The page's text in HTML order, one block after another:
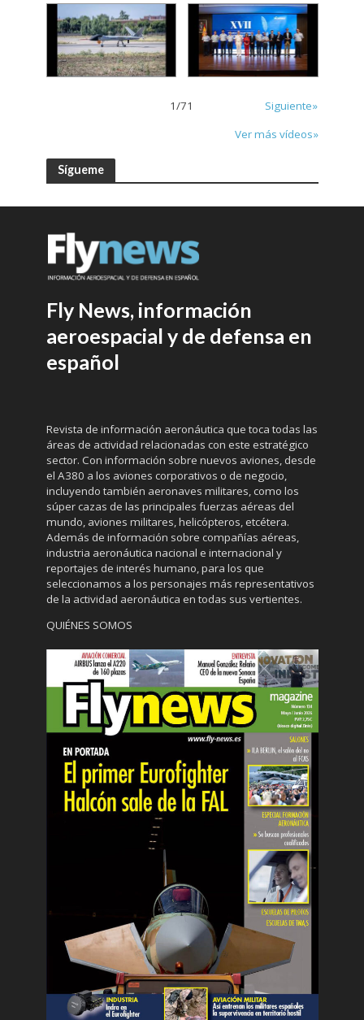
1/71
Siguiente»
Ver más vídeos»
Sígueme
Fly News, información
aeroespacial y de defensa en
español
Revista de información aeronáutica que toca todas las
áreas de actividad relacionadas con este estratégico
sector. Con información sobre nuevos aviones, desde
el A380 a los aviones corporativos o de negocio,
incluyendo también aeronaves militares, como los
súper cazas de las principales fuerzas aéreas del
mundo, aviones militares, helicópteros, etcétera.
Además de información sobre compañías aéreas,
industria aeronáutica nacional e internacional y
reportajes de interés humano, para los que
seleccionamos a los personajes más representativos
de la actividad aeronáutica en todas sus vertientes.
QUIÉNES SOMOS